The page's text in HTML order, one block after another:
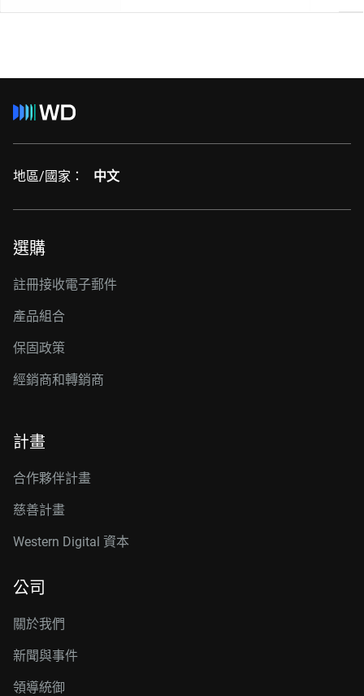
地區/國家： 中文
選購
註冊接收電子郵件
產品組合
保固政策
經銷商和轉銷商
計畫
合作夥伴計畫
慈善計畫
Western Digital 資本
公司
關於我們
新聞與事件
領導統御